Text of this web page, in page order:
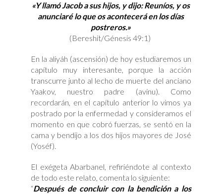
«Y llamó Jacob a sus hijos, y dijo: Reuníos, y os
anunciaré lo que os acontecerá en los días
postreros.»
(Bereshit/Génesis 49:1)
En la aliyáh (ascensión) de hoy estudiaremos un
capítulo muy interesante, porque la acción
transcurre junto al lecho de muerte del anciano
Yaakov, nuestro padre (avinu). Como
recordarán, en el capítulo anterior lo vimos ya
postrado por la enfermedad y consideramos el
momento en que cobró fuerzas, se sentó en la
cama y bendijo a los dos hijos mayores de José
(Yoséf).
El exégeta Abarbanel, refiriéndote al contexto
de todo este relato, comenta lo siguiente:
“Después de concluir con la bendición a los